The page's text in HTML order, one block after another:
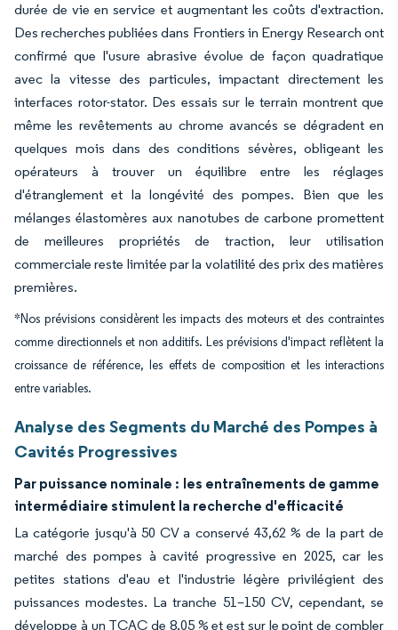
durée de vie en service et augmentant les coûts d'extraction.
Des recherches publiées dans Frontiers in Energy Research ont
confirmé que l'usure abrasive évolue de façon quadratique
avec la vitesse des particules, impactant directement les
interfaces rotor-stator. Des essais sur le terrain montrent que
même les revêtements au chrome avancés se dégradent en
quelques mois dans des conditions sévères, obligeant les
opérateurs à trouver un équilibre entre les réglages
d'étranglement et la longévité des pompes. Bien que les
mélanges élastomères aux nanotubes de carbone promettent
de meilleures propriétés de traction, leur utilisation
commerciale reste limitée par la volatilité des prix des matières
premières.
*Nos prévisions considèrent les impacts des moteurs et des contraintes
comme directionnels et non additifs. Les prévisions d'impact reflètent la
croissance de référence, les effets de composition et les interactions
entre variables.
Analyse des Segments du Marché des Pompes à
Cavités Progressives
Par puissance nominale : les entraînements de gamme
intermédiaire stimulent la recherche d'efficacité
La catégorie jusqu'à 50 CV a conservé 43,62 % de la part de
marché des pompes à cavité progressive en 2025, car les
petites stations d'eau et l'industrie légère privilégient des
puissances modestes. La tranche 51–150 CV, cependant, se
développe à un TCAC de 8,05 % et est sur le point de combler